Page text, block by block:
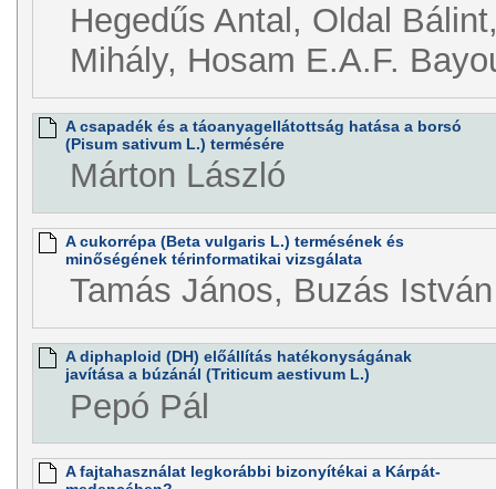
Hegedűs Antal, Oldal
Mihály, Hosam E.A.F.
A csapadék és a táoanyagellátottság hatása a borsó
(Pisum sativum L.) termésére
Márton László
A cukorrépa (Beta vulgaris L.) termésének és
minőségének térinformatikai vizsgálata
Tamás János, Buzás István
A diphaploid (DH) előállítás hatékonyságának
javítása a búzánál (Triticum aestivum L.)
Pepó Pál
A fajtahasználat legkorábbi bizonyítékai a Kárpát-